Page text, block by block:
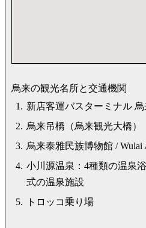
烏来の観光名所と交通機関
1. 新店客運バスターミナル
2. 烏来吊橋（烏来観光大橋）
3. 烏来泰雅民族博物館 / Wulai
4. 小川源温泉：4種類の温泉
式の温泉施設
5.
トロッコ乗り場